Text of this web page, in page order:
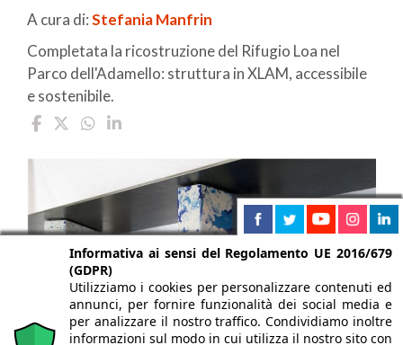
A cura di:Stefania Manfrin
Completata la ricostruzione del Rifugio Loa nel
Parco dell'Adamello: struttura in XLAM, accessibile
e sostenibile.
Informativa ai sensi del Regolamento UE 2016/679
(GDPR)
Utilizziamo i cookies per personalizzare contenuti ed
annunci, per fornire funzionalità dei social media e
per analizzare il nostro traffico. Condividiamo inoltre
informazioni sul modo in cui utilizza il nostro sito con